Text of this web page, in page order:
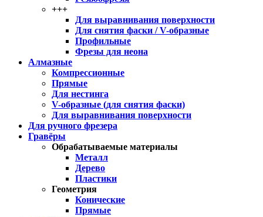
+++
Для выравнивания поверхности
Для снятия фаски / V-образные
Профильные
Фрезы для неона
Алмазные
Компрессионные
Прямые
Для нестинга
V-образные (для снятия фаски)
Для выравнивания поверхности
Для ручного фрезера
Гравёры
Обрабатываемые материалы
Металл
Дерево
Пластики
Геометрия
Конические
Прямые